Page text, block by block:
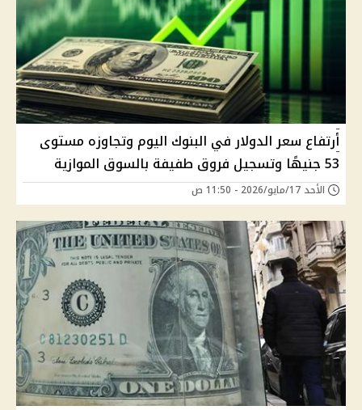
أرتفاع سعر الدولار في البنوك اليوم وتجاوزه مستوى
53 جنيهًا وتسجيل فروق طفيفة بالسوق الموازية
الأحد 17/مايو/2026 - 11:50 ص